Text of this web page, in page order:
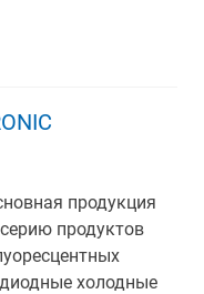
продукция
продуктов
холодные